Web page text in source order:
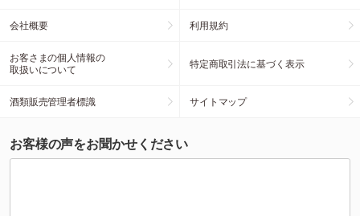
会社概要 利用規約
お客さまの個人情報の
取扱いについて
特定商取引法に基づく表示
酒類販売管理者標識 サイトマップ
お客様の声をお聞かせください